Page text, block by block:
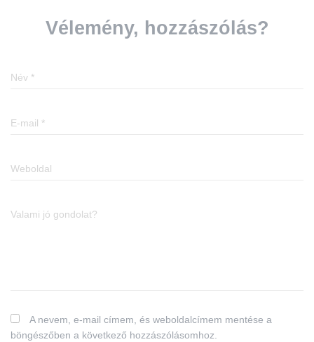
Vélemény, hozzászólás?
Név *
E-mail *
Weboldal
Valami jó gondolat?
A nevem, e-mail címem, és weboldalcímem mentése a
böngészőben a következő hozzászólásomhoz.